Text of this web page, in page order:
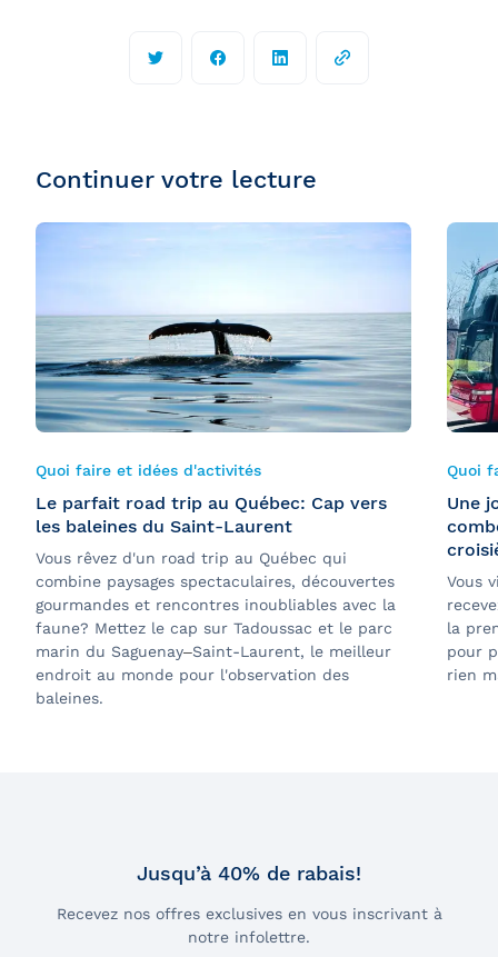
Continuer votre lecture
Quoi faire et idées d'activités
Le parfait road trip au Québec: Cap vers
les baleines du Saint-Laurent
Vous rêvez d'un road trip au Québec qui
combine paysages spectaculaires, découvertes
gourmandes et rencontres inoubliables avec la
faune? Mettez le cap sur Tadoussac et le parc
marin du Saguenay–Saint-Laurent, le meilleur
endroit au monde pour l'observation des
baleines.
Quoi
Une
Vous
la
pour
rien
Jusqu’à 40% de rabais!
Recevez nos offres exclusives en vous inscrivant à
notre infolettre.